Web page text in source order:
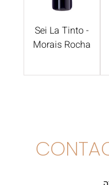
Sei La Tinto -
Morais Rocha